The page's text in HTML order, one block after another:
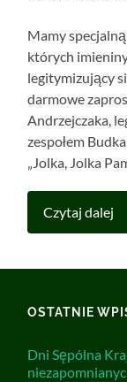
Mamy
których
legitymizujący
darmowe
Andrzejczaka,
zespołem
„Jolka, Jolka
Czytaj dalej
OSTATNIE
Dni Sępólna